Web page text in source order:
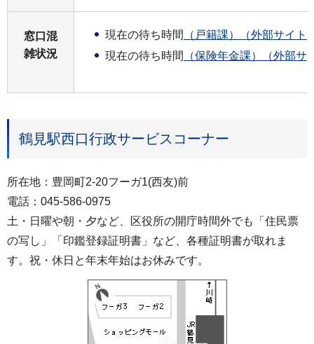
窓口混
雑状況
現在の待ち時間
（戸籍課）（外部サイト
現在の待ち時間
（保険年金課）（外部サ
鶴見駅西口行政サービスコーナー
所在地：豊岡町2-20フーガ1(西友)前
電話：045-586-0975
土・日曜や朝・夕など、区役所の開庁時間外でも「住民票
の写し」「印鑑登録証明書」など、各種証明書が取れま
す。祝・休日と年末年始はお休みです。